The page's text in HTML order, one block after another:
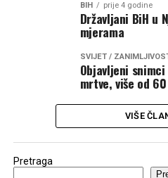
BIH prije 4 godine
Državljani BiH u
mjerama
SVIJET /
Objavljeni
mrtve, više od
VIŠE
Pretraga